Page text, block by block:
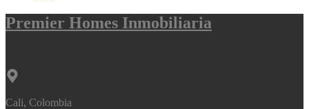
Premier Homes Inmobiliaria
Cali, Colombia